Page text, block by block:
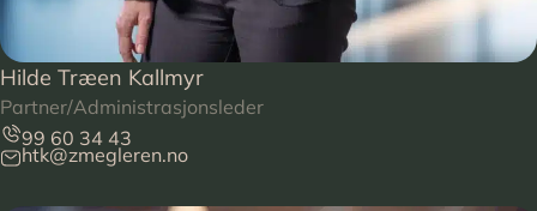
Hilde Træen Kallmyr
Partner/Administrasjonsleder
99 60 34 43
htk@zmegleren.no